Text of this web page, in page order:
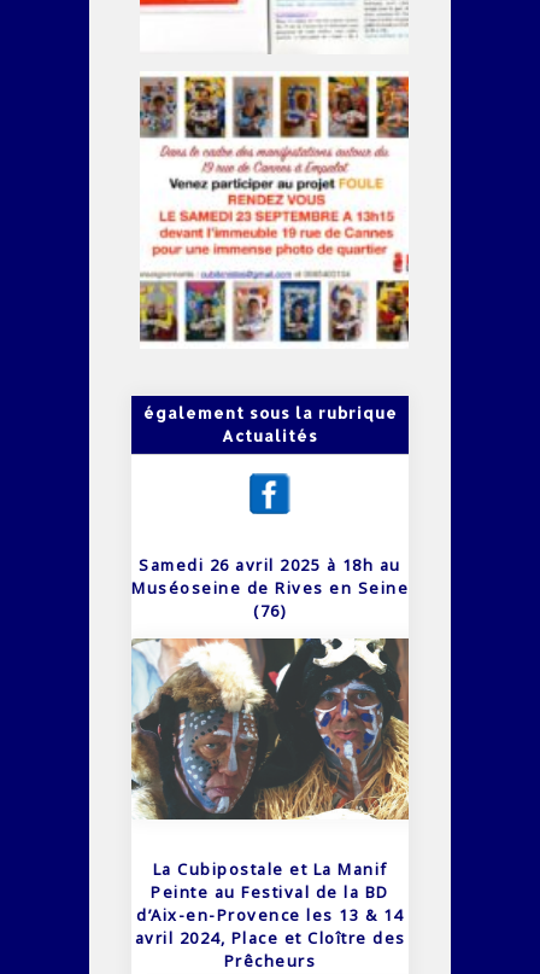
également sous la rubrique
Actualités
Samedi 26 avril 2025 à 18h au
Muséoseine de Rives en Seine
(76)
La Cubipostale et La Manif
Peinte au Festival de la BD
d’Aix-en-Provence les 13 & 14
avril 2024, Place et Cloître des
Prêcheurs